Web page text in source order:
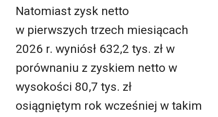
Natomiast zysk netto
w pierwszych trzech miesiącach
2026 r. wyniósł 632,2 tys. zł w
porównaniu z zyskiem netto w
wysokości 80,7 tys. zł
osiągniętym rok wcześniej w takim